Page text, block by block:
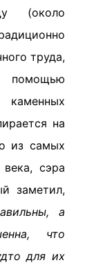
(около
труда,
на
из самых
сэра
заметил,
а
что
для их